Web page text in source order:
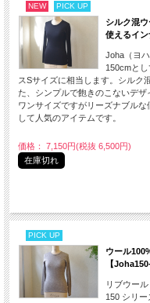
NEW PICK UP
シルク混
使えるイ
Joha（ヨ
150cmと
スSサイズに相当します。シルク
た、シンプルで飽きのこないデザ
ワンサイズですがリーズナブル
して人気のアイテムです。
価格： 7,150円(税抜 6,500円)
在庫切れ
PICK UP
ウール
【
リブウー
150 シリ